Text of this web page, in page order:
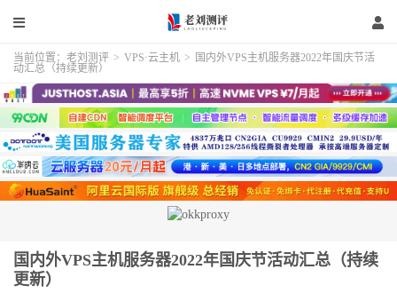
当前位置： 老刘测评 > VPS·云主机 > 国内外VPS主机服务器2022年国庆节活
动汇总（持续更新）
国内外VPS主机服务器2022年国庆节活动汇总（持续
更新）